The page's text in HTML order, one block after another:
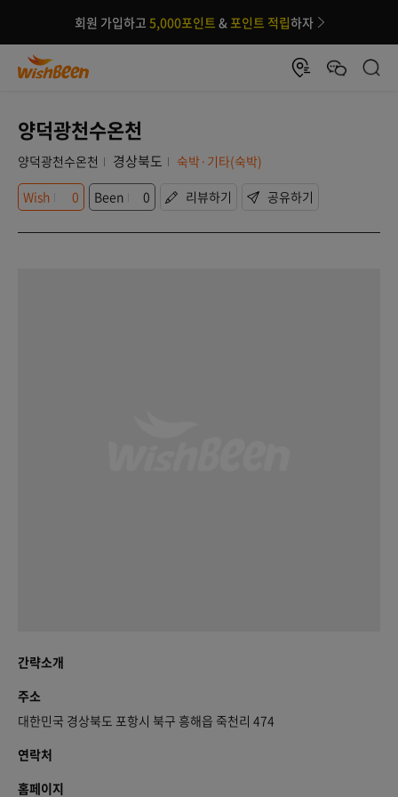
회원 가입하고 5,000포인트 &포인트 적립하자
양덕광천수온천
양덕광천수온천 경상북도
숙박·기타(숙박)
Wish
0 Been 0 리뷰하기 공유하기
간략소개
주소
대한민국 경상북도 포항시 북구 흥해읍 죽천리 474
연락처
홈페이지